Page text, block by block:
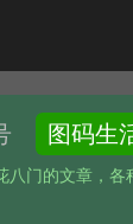
图码生
八门的文章，